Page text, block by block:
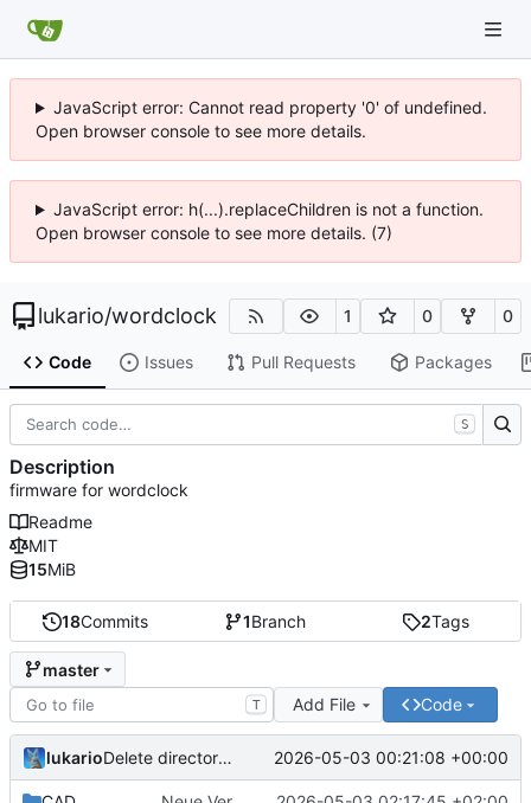
JavaScript error: Cannot read property '0' of undefined.
Open browser console to see more details.
JavaScript error: h(...).replaceChildren is not a function.
Open browser console to see more details. (7)
lukario/wordclock 1 0 0
Code Issues Pull Requests Packages
18Commits 1Branch 2Tags
master
T Add File Code
lukario Delete directory 'cad-files' 2026-05-03 00:21:08 +00:00
S
Description
firmware for wordclock
Readme
MIT
15MiB